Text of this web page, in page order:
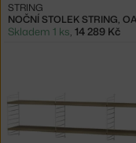
STRING
Skladem 1 ks, 14 289 Kč